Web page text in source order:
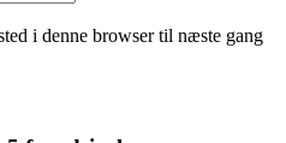
i denne browser til næste gang